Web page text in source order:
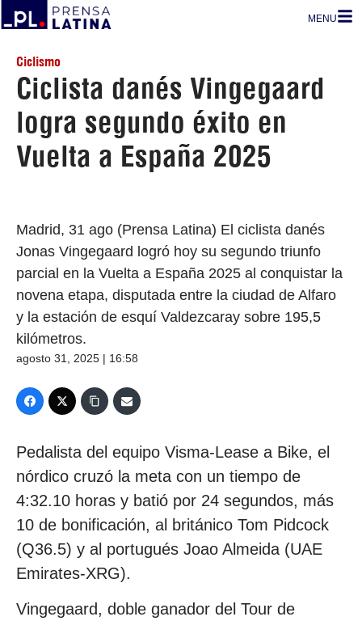
MENU
Ciclismo
Ciclista danés Vingegaard
logra segundo éxito en
Vuelta a España 2025
Madrid, 31 ago (Prensa Latina) El ciclista danés
Jonas Vingegaard logró hoy su segundo triunfo
parcial en la Vuelta a España 2025 al conquistar la
novena etapa, disputada entre la ciudad de Alfaro
y la estación de esquí Valdezcaray sobre 195,5
kilómetros.
agosto 31, 2025 | 16:58
Pedalista del equipo Visma-Lease a Bike, el
nórdico cruzó la meta con un tiempo de
4:32.10 horas y batió por 24 segundos, más
10 de bonificación, al británico Tom Pidcock
(Q36.5) y al portugués Joao Almeida (UAE
Emirates-XRG).
Vingegaard, doble ganador del Tour de